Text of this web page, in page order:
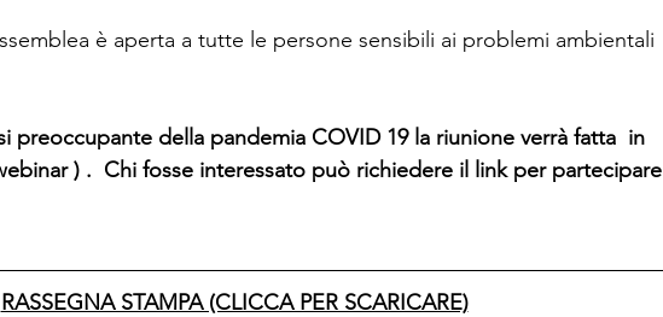
è aperta a tutte le persone sensibili ai problemi ambientali
preoccupante della pandemia COVID 19 la riunione verrà fatta  in
) .  Chi fosse interessato può richiedere il link per partecipare
RASSEGNA STAMPA (CLICCA PER SCARICARE)